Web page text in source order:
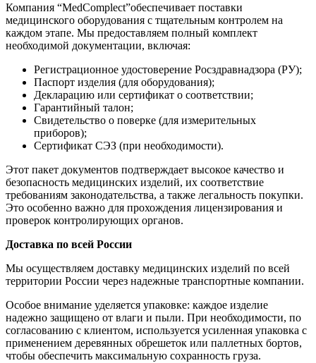
Компания “MedComplect”обеспечивает поставки
медицинского оборудования с тщательным контролем на
каждом этапе. Мы предоставляем полный комплект
необходимой документации, включая:
Регистрационное удостоверение Росздравнадзора (РУ);
Паспорт изделия (для оборудования);
Декларацию или сертификат о соответствии;
Гарантийный талон;
Свидетельство о поверке (для измерительных
приборов);
Сертификат СЭЗ (при необходимости).
Этот пакет документов подтверждает высокое качество и
безопасность медицинских изделий, их соответствие
требованиям законодательства, а также легальность покупки.
Это особенно важно для прохождения лицензирования и
проверок контролирующих органов.
Доставка по всей России
Мы осуществляем доставку медицинских изделий по всей
территории России через надежные транспортные компании.
Особое внимание уделяется упаковке: каждое изделие
надежно защищено от влаги и пыли. При необходимости, по
согласованию с клиентом, используется усиленная упаковка с
применением деревянных обрешеток или паллетных бортов,
чтобы обеспечить максимальную сохранность груза.